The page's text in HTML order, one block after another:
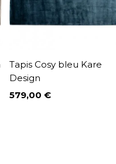
Tapis Cosy bleu Kare
Design
Prix
579,00 €